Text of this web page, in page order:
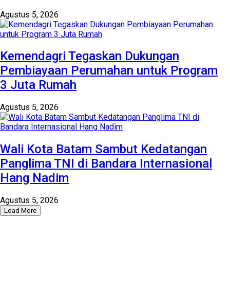
Agustus 5, 2026
Kemendagri Tegaskan Dukungan
Pembiayaan Perumahan untuk Program
3 Juta Rumah
Agustus 5, 2026
Wali Kota Batam Sambut Kedatangan
Panglima TNI di Bandara Internasional
Hang Nadim
Agustus 5, 2026
Load More